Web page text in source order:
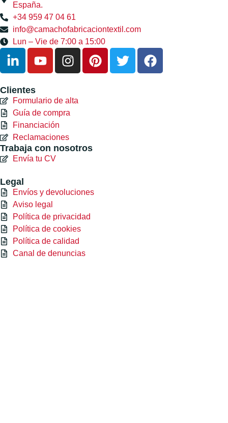
España.
+34 959 47 04 61
info@camachofabricaciontextil.com
Lun – Vie de 7:00 a 15:00
Clientes
Formulario de alta
Guía de compra
Financiación
Reclamaciones
Trabaja con nosotros
Envía tu CV
Legal
Envíos y devoluciones
Aviso legal
Política de privacidad
Política de cookies
Política de calidad
Canal de denuncias